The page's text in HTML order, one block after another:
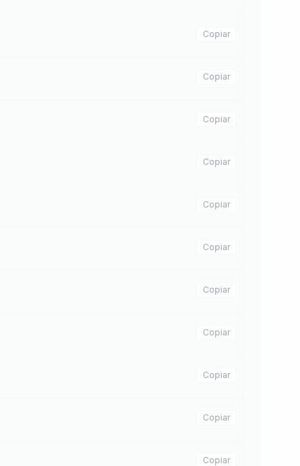
Copiar
Copiar
Copiar
Copiar
Copiar
Copiar
Copiar
Copiar
Copiar
Copiar
Copiar